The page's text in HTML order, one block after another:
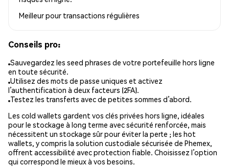
Meilleur pour transactions régulières
Conseils pro:
Sauvegardez les seed phrases de votre portefeuille hors ligne
en toute sécurité.
Utilisez des mots de passe uniques et activez
l’authentification à deux facteurs (2FA).
Testez les transferts avec de petites sommes d’abord.
Les cold wallets gardent vos clés privées hors ligne, idéales
pour le stockage à long terme avec sécurité renforcée, mais
nécessitent un stockage sûr pour éviter la perte ; les hot
wallets, y compris la solution custodiale sécurisée de Phemex,
offrent accessibilité avec protection fiable. Choisissez l’option
qui correspond le mieux à vos besoins.